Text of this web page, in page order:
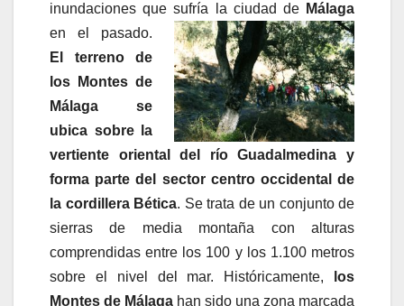
inundaciones que sufría la ciudad de Málaga
en el
pasado.
El terreno de
los Montes de
Málaga se
ubica sobre la
vertiente oriental del río Guadalmedina
y
forma parte del sector centro occidental de
la cordillera Bética. Se trata de un conjunto de
sierras de media montaña con alturas
comprendidas entre los 100 y los 1.100 metros
sobre el nivel del mar. Históricamente,
los
Montes de Málaga han sido una zona marcada